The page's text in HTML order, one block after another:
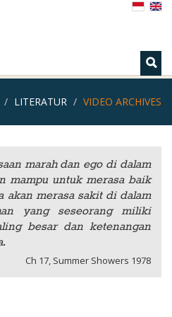
LITERATUR VIDEO ARCHIVES
marah dan ego di dalam
mampu untuk merasa baik
akan merasa sakit di dalam
yang seseorang miliki
besar dan ketenangan
Ch 17, Summer Showers 1978